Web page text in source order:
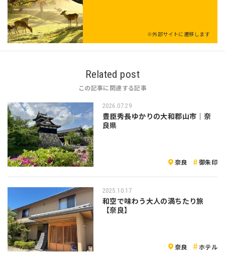
※外部サイトに遷移します
Related post
この記事に関連する記事
2026.07.29
豊臣秀長ゆかりの大和郡山市｜奈
良県
奈良 御朱印
2025.10.17
和空で味わう大人の満ちたり旅
【奈良】
奈良 ホテル